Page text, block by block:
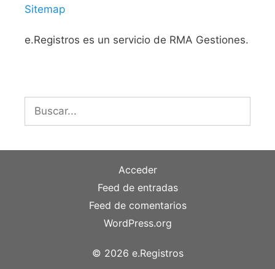
Sitemap
e.Registros es un servicio de RMA Gestiones.
Buscar:
Acceder
Feed de entradas
Feed de comentarios
WordPress.org
© 2026 e.Registros